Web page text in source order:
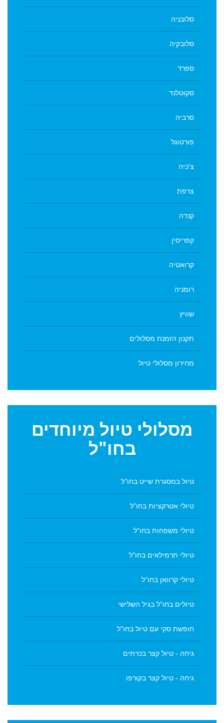
סלובניה
סלובקיה
ספרד
סקוטלנד
סרביה
פורטוגל
צ'כיה
צרפת
קנדה
קפריסין
קרואטיה
רומניה
שוויץ
תקנון הזמנת מסלולים
מחירון מסלולי טיול
מסלולי טיול מיוחדים
בחו"ל
טיול במסגרת שייט בחו"ל
טיולי אטרקציות בחו"ל
טיולי משפחות בחו"ל
טיולי תרמילאים בחו"ל
טיולי קרוואן בחו"ל
טיולים בחו"ל בגיל השלישי
חופשת סקי עם טיול בחו"ל
גיחה - טיול קצר בכרתים
גיחה - טיול קצר בקורפו